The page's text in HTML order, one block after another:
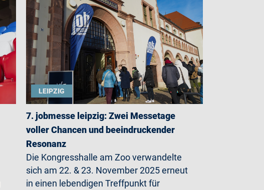
LEIPZIG
7. jobmesse leipzig: Zwei Messetage
voller Chancen und beeindruckender
Resonanz
Die Kongresshalle am Zoo verwandelte
sich am 22. & 23. November 2025 erneut
in einen lebendigen Treffpunkt für